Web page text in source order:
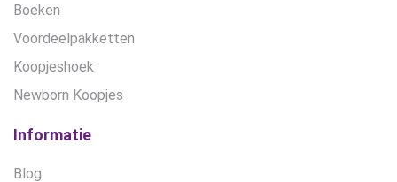
Boeken
Voordeelpakketten
Koopjeshoek
Newborn Koopjes
Informatie
Blog